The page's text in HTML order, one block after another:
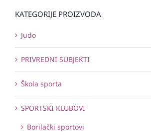
KATEGORIJE PROIZVODA
Judo
PRIVREDNI SUBJEKTI
Škola sporta
SPORTSKI KLUBOVI
Borilački sportovi